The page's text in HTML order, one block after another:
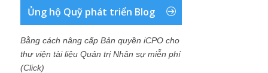
Ủng hộ Quỹ phát triển Blog
Bằng cách nâng cấp Bản quyền iCPO cho
thư viện tài liệu Quản trị Nhân sự miễn phí
(Click)